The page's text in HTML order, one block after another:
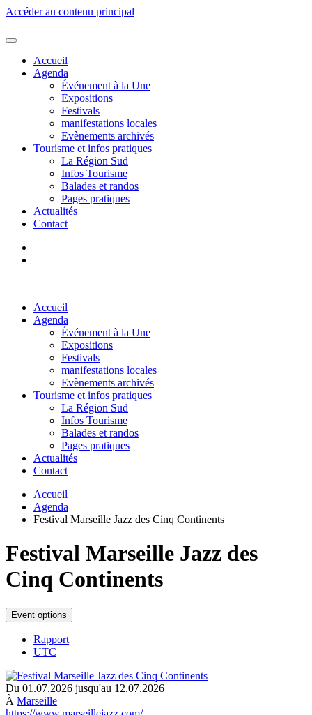
Accéder au contenu principal
Accueil
Agenda
Événement à la Une
Expositions
Festivals
manifestations locales
Evènements archivés
Tourisme et infos pratiques
La Région Sud
Infos Tourisme
Balades et randos
Pages pratiques
Actualités
Contact
Accueil
Agenda
Événement à la Une
Expositions
Festivals
manifestations locales
Evènements archivés
Tourisme et infos pratiques
La Région Sud
Infos Tourisme
Balades et randos
Pages pratiques
Actualités
Contact
Accueil
Agenda
Festival Marseille Jazz des Cinq Continents
Festival Marseille Jazz des
Cinq Continents
Event options
Rapport
UTC
Du 01.07.2026 jusqu'au 12.07.2026
À Marseille